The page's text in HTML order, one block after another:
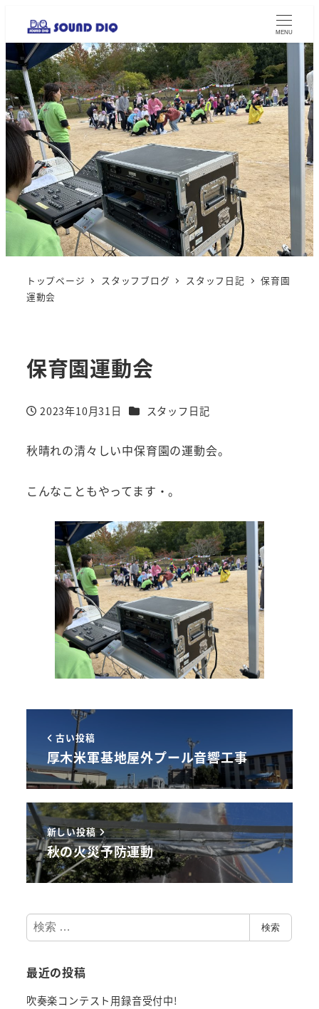
MENU
トップページ スタッフブログ スタッフ日記
保育園
運動会
保育園運動会
投稿日
2023年10月31日 カテゴリー
スタッフ日記
秋晴れの清々しい中保育園の運動会。
こんなこともやってます・。
古い投稿
厚木米軍基地屋外プール音響工事
新しい投稿
秋の火災予防運動
検
索
検索
最近の投稿
吹奏楽コンテスト用録音受付中!